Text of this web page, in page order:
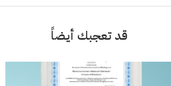
قد تعجبك أيضاً